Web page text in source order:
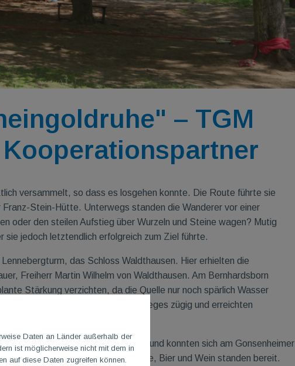
– TGM
versammelt, so dass es losgehen konnte. Die Route führte sie
Stein-Hütte. Unterwegs standen die Wanderer vor einer
oder den steilen Aufstieg über Wurzeln und Steine wagen? Mutig
sie jedoch letztendlich erfolgreich zum Ziel führte.
das Schloss Waldthausen. Hier erhielten die
Freiherr Martin Wilhelm von Waldthausen. Am Bernhardsborn
Stärkung verzichten, da die Quelle nur noch spärlich Wasser
entlang des Hermann-Löns-Weges zügig und erreichten
dem Lennebergverein empfangen und konnten sich am Gonsenheimer
selbst gebackener Kuchen, Kaffee, Bier und Wein standen bereit.
Daten an Länder außerhalb der
ist möglicherweise nicht mit dem in
auf diese Daten zugreifen können.